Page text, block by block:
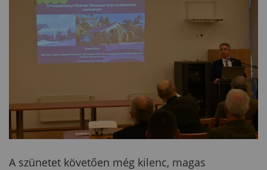
A szünetet követően még kilenc, magas